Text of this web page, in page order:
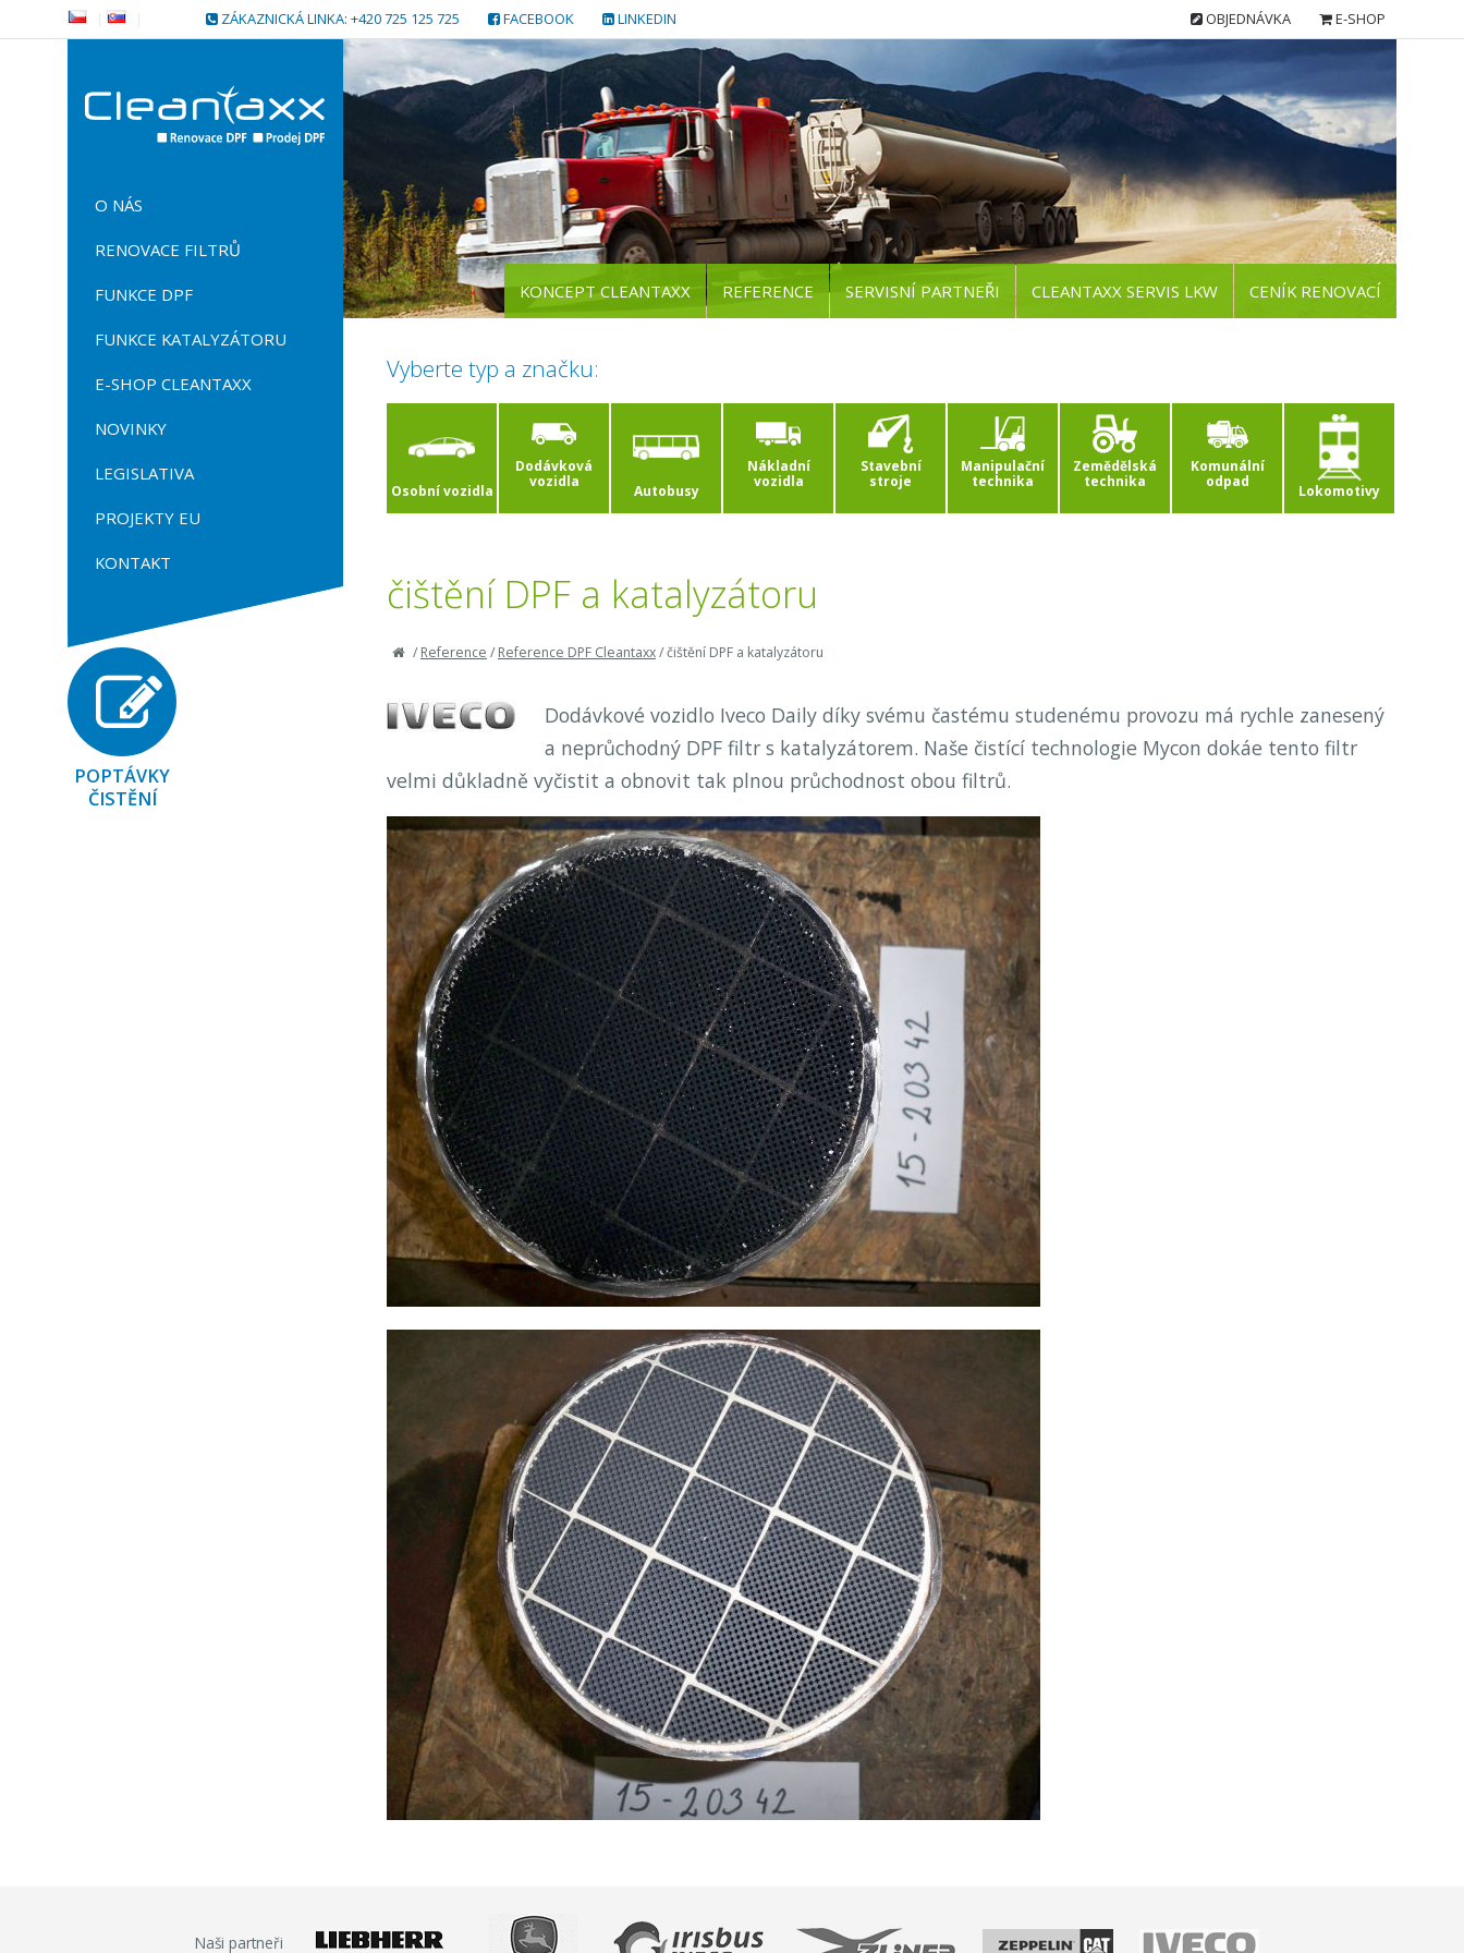
ZÁKAZNICKÁ LINKA: +420 725 125 725 FACEBOOK LINKEDIN OBJEDNÁVKA E-SHOP
Vyberte typ a značku:
Osobní vozidla
Dodávková
vozidla
Autobusy
Nákladní
vozidla
Stavební
stroje
Manipulační
technika
Zemědělská
technika
Komunální
odpad
Lokomotivy
čištění DPF a katalyzátoru
/Reference /Reference DPF Cleantaxx/čištění DPF a katalyzátoru
Dodávkové vozidlo Iveco Daily díky svému častému studenému provozu má rychle zanesený
a neprůchodný DPF filtr s katalyzátorem. Naše čistící technologie Mycon dokáe tento filtr
velmi důkladně vyčistit a obnovit tak plnou průchodnost obou filtrů.
O NÁS
RENOVACE FILTRŮ
FUNKCE DPF
FUNKCE KATALYZÁTORU
E-SHOP CLEANTAXX
NOVINKY
LEGISLATIVA
PROJEKTY EU
KONTAKT
POPTÁVKY
ČISTĚNÍ
KONCEPT CLEANTAXX REFERENCE SERVISNÍ PARTNEŘI CLEANTAXX SERVIS LKW CENÍK RENOVACÍ
Naši partneři